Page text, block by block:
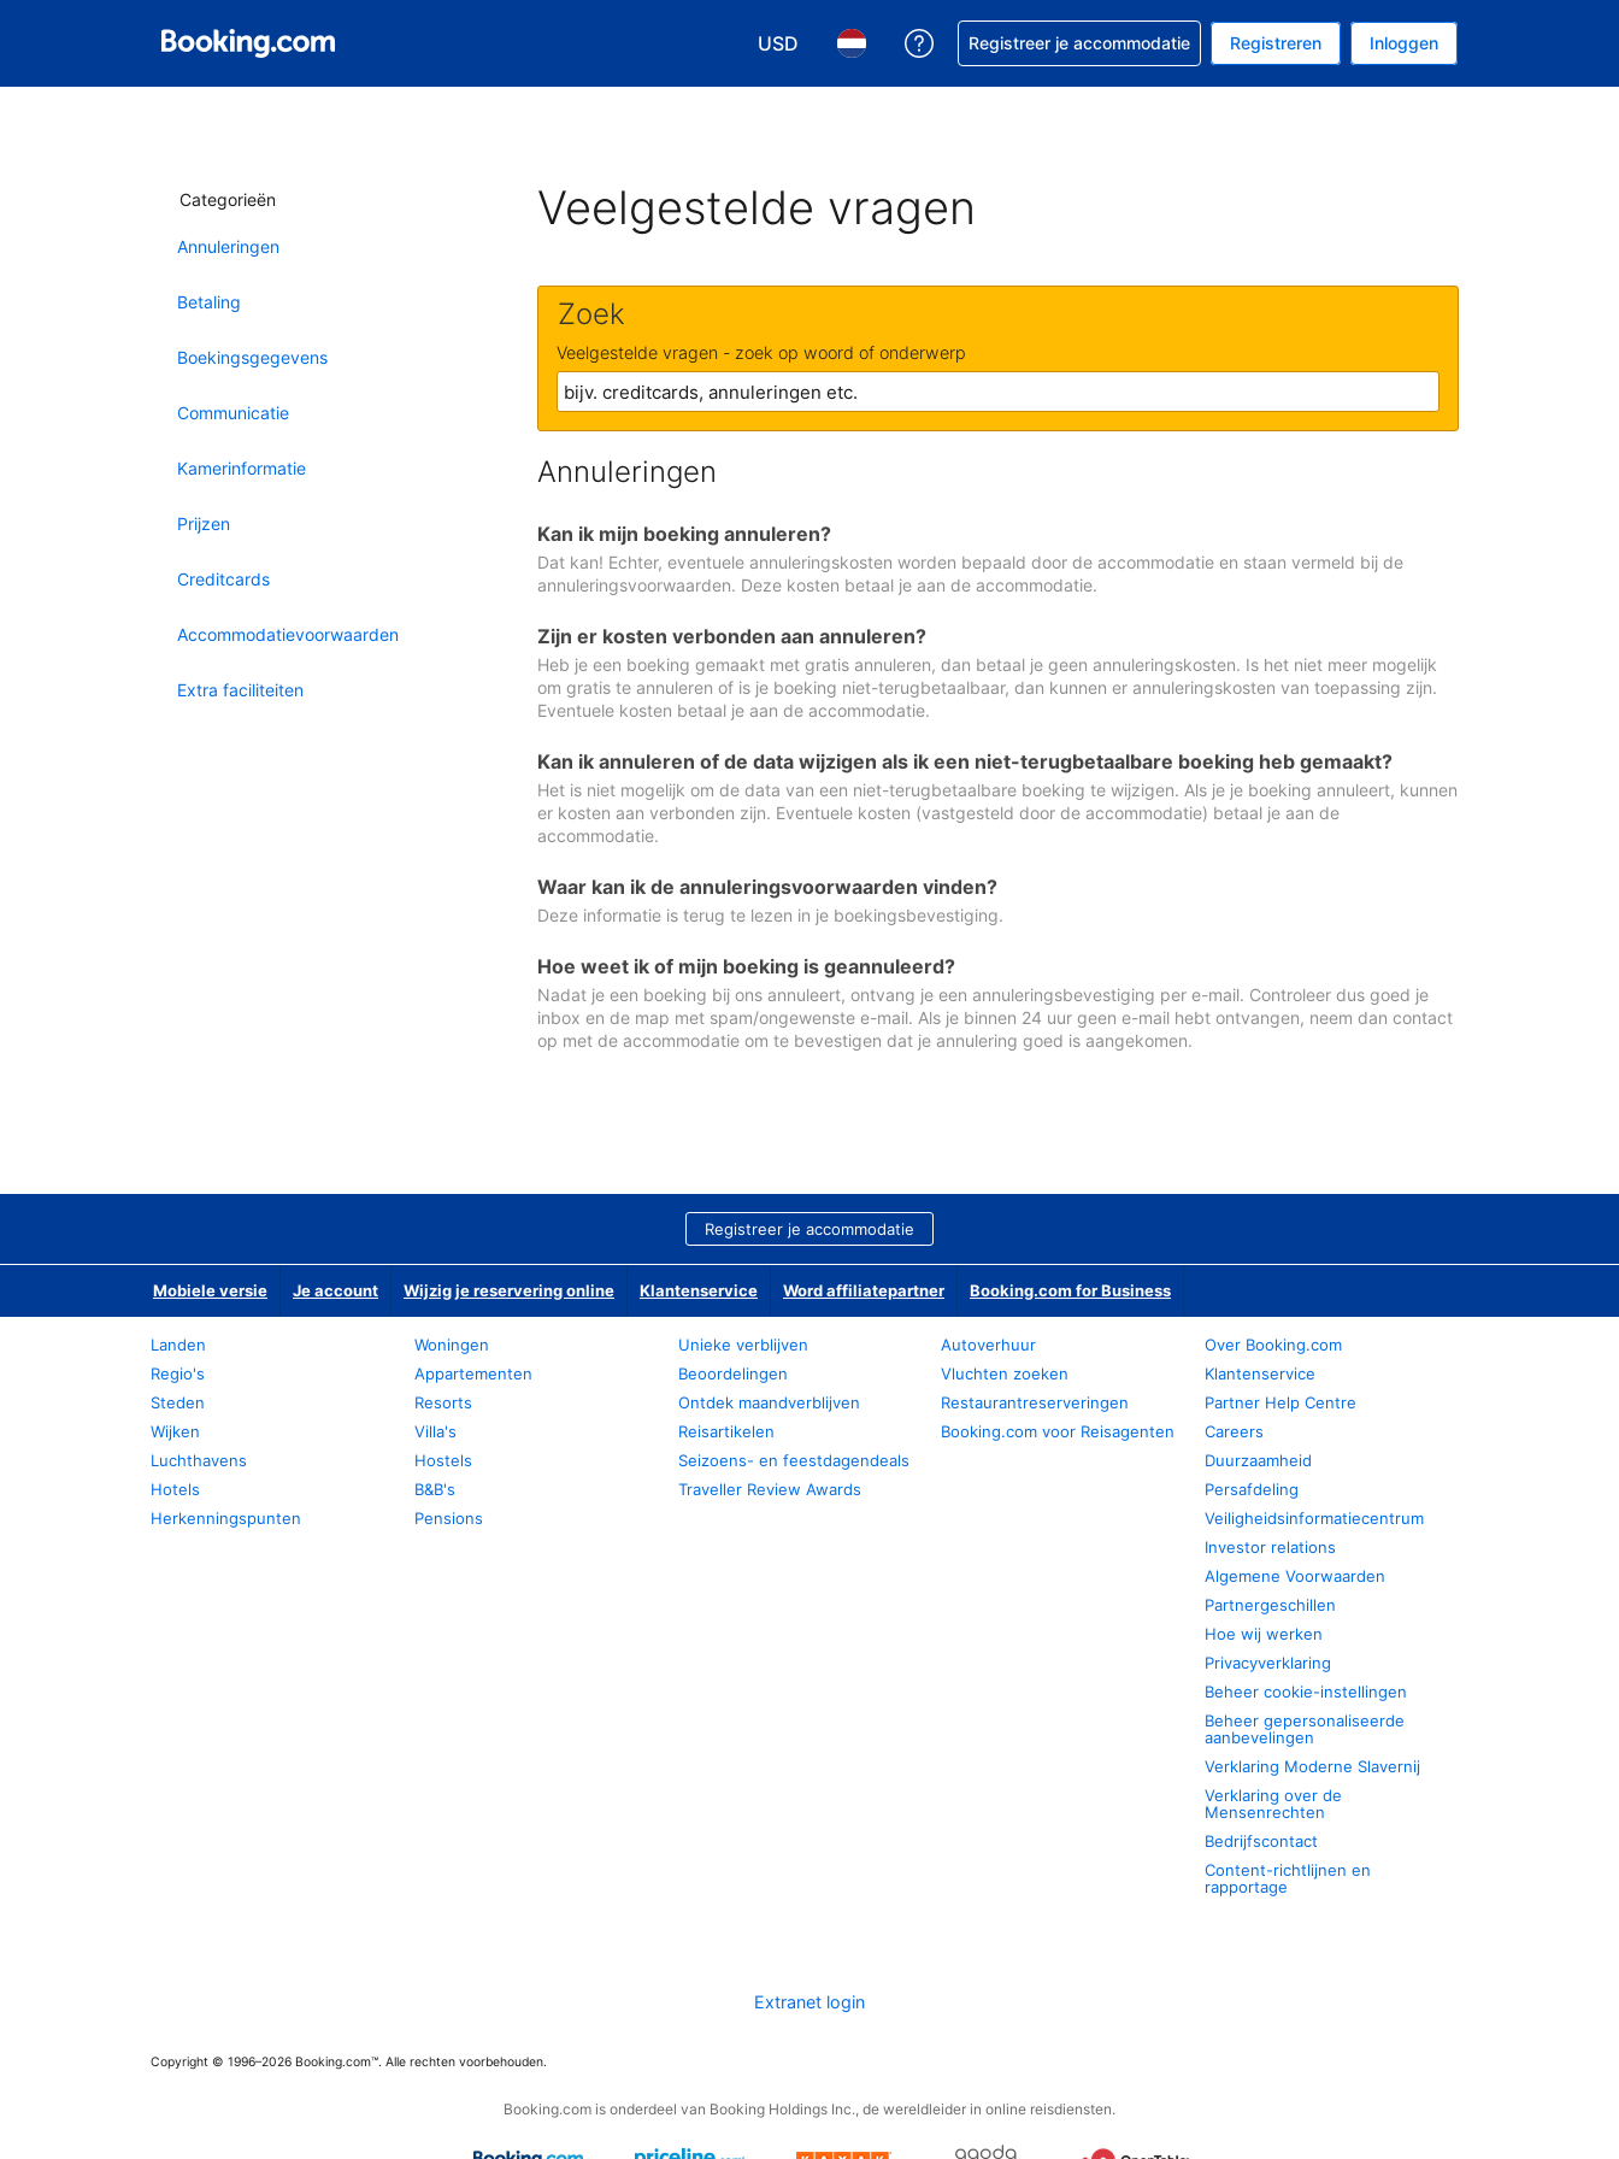
USD
Kies je valuta. Je huidige valuta is Amerikaanse dollar
Kies je taal. Je huidige taal is Nederlands
Krijg hulp bij je reservering
Registreer je accommodatie Registreren Inloggen
Categorieën
Annuleringen
Betaling
Boekingsgegevens
Communicatie
Kamerinformatie
Prijzen
Creditcards
Accommodatievoorwaarden
Extra faciliteiten
Veelgestelde vragen
Zoek
Veelgestelde vragen - zoek op woord of onderwerp
Annuleringen
Kan ik mijn boeking annuleren?
Dat kan! Echter, eventuele annuleringskosten worden bepaald door de accommodatie en staan vermeld bij de
annuleringsvoorwaarden. Deze kosten betaal je aan de accommodatie.
Zijn er kosten verbonden aan annuleren?
Heb je een boeking gemaakt met gratis annuleren, dan betaal je geen annuleringskosten. Is het niet meer mogelijk
om gratis te annuleren of is je boeking niet-terugbetaalbaar, dan kunnen er annuleringskosten van toepassing zijn.
Eventuele kosten betaal je aan de accommodatie.
Kan ik annuleren of de data wijzigen als ik een niet-terugbetaalbare boeking heb gemaakt?
Het is niet mogelijk om de data van een niet-terugbetaalbare boeking te wijzigen. Als je je boeking annuleert, kunnen
er kosten aan verbonden zijn. Eventuele kosten (vastgesteld door de accommodatie) betaal je aan de
accommodatie.
Waar kan ik de annuleringsvoorwaarden vinden?
Deze informatie is terug te lezen in je boekingsbevestiging.
Hoe weet ik of mijn boeking is geannuleerd?
Nadat je een boeking bij ons annuleert, ontvang je een annuleringsbevestiging per e-mail. Controleer dus goed je
inbox en de map met spam/ongewenste e-mail. Als je binnen 24 uur geen e-mail hebt ontvangen, neem dan contact
op met de accommodatie om te bevestigen dat je annulering goed is aangekomen.
Registreer je accommodatie
Mobiele versie Je account Wijzig je reservering online Klantenservice Word affiliatepartner Booking.com for Business
Landen
Regio's
Steden
Wijken
Luchthavens
Hotels
Herkenningspunten
Woningen
Appartementen
Resorts
Villa's
Hostels
B&B's
Pensions
Unieke verblijven
Beoordelingen
Ontdek maandverblijven
Reisartikelen
Seizoens- en feestdagendeals
Traveller Review Awards
Autoverhuur
Vluchten zoeken
Restaurantreserveringen
Booking.com voor Reisagenten
Over Booking.com
Klantenservice
Partner Help Centre
Careers
Duurzaamheid
Persafdeling
Veiligheidsinformatiecentrum
Investor relations
Algemene Voorwaarden
Partnergeschillen
Hoe wij werken
Privacyverklaring
Beheer cookie-instellingen
Beheer gepersonaliseerde
aanbevelingen
Verklaring Moderne Slavernij
Verklaring over de
Mensenrechten
Bedrijfscontact
Content-richtlijnen en
rapportage
Extranet login
Copyright © 1996–2026 Booking.com™. Alle rechten voorbehouden.
Booking.com is onderdeel van Booking Holdings Inc., de wereldleider in online reisdiensten.